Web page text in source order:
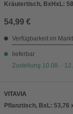
Kräutertisch, BxHxL:
54,99 €
Verfügbarkeit im
lieferbar
Zustellung 10.08. -
VITAVIA
Pflanztisch, BxL: 53,76